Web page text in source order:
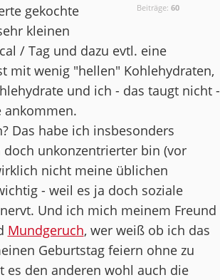
Beiträge: 60
gekochte
kleinen
/ Tag und dazu evtl. eine
mit wenig "hellen" Kohlehydraten,
und ich - das taugt nicht -
ankommen.
Das habe ich insbesonders
unkonzentrierter bin (vor
nicht meine üblichen
- weil es ja doch soziale
Und ich mich meinem Freund
Mundgeruch, wer weiß ob ich das
Geburtstag feiern ohne zu
es den anderen wohl auch die